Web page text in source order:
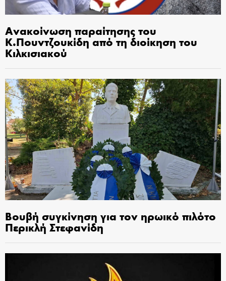
Ανακοίνωση παραίτησης του
Κ.Πουντζουκίδη από τη διοίκηση του
Κιλκισιακού
Βουβή συγκίνηση για τον ηρωικό πιλότο
Περικλή Στεφανίδη